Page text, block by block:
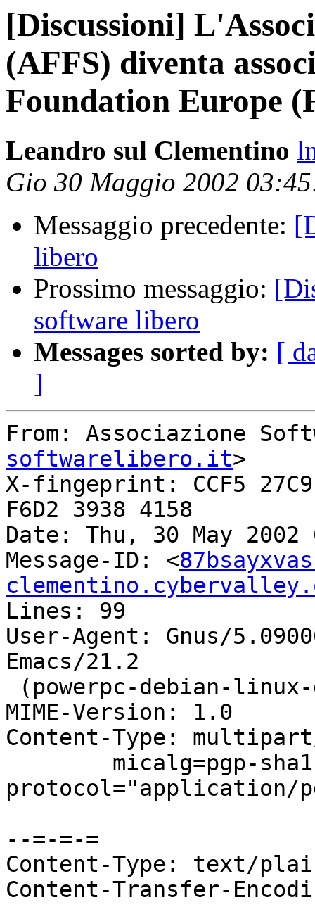
[Discussioni]
(AFFS) diventa
Foundation Europe
Leandro sul Clementino
Gio 30 Maggio 2002
Messaggio precedente:
libero
Prossimo messaggio:
software libero
Messages sorted by: [
]
From: Associazione
softwarelibero.it>
X-fingeprint: CCF5 27C9
F6D2 3938 4158
Date: Thu, 30 May 2002
Message-ID: <
Lines: 99
User-Agent: Gnus/
Emacs/21.2
MIME-Version: 1.0
Content-Type:
protocol="application/
--=-=-=
Content-Type: text/
Content-Transfer-